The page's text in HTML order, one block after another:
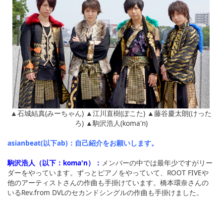
▲石城結真(みーちゃん) ▲江川直樹(ぽこた) ▲藤谷慶太朗(けった
ろ) ▲駒沢浩人(koma'n)
asianbeat(以下ab)：自己紹介をお願いします。
駒沢浩人（以下：koma'n）： メンバーの中では最年少ですがリー
ダーをやっています。ずっとピアノをやっていて、ROOT FIVEや
他のアーティストさんの作曲も手掛けています。橋本環奈さんの
いるRev.from DVLのセカンドシングルの作曲も手掛けました。